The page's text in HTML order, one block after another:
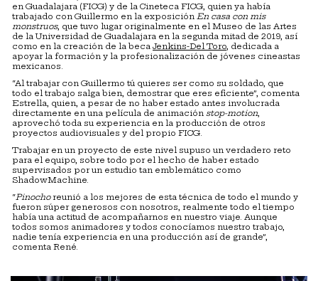
en Guadalajara (FICG) y de la Cineteca FICG, quien ya había
trabajado con Guillermo en la exposición En casa con mis
monstruos, que tuvo lugar originalmente en el Museo de las Artes
de la Universidad de Guadalajara en la segunda mitad de 2019, así
como en la creación de la beca Jenkins-Del Toro, dedicada a
apoyar la formación y la profesionalización de jóvenes cineastas
mexicanos.
“Al trabajar con Guillermo tú quieres ser como su soldado, que
todo el trabajo salga bien, demostrar que eres eficiente”, comenta
Estrella, quien, a pesar de no haber estado antes involucrada
directamente en una película de animación stop-motion,
aprovechó toda su experiencia en la producción de otros
proyectos audiovisuales y del propio FICG.
Trabajar en un proyecto de este nivel supuso un verdadero reto
para el equipo, sobre todo por el hecho de haber estado
supervisados por un estudio tan emblemático como
ShadowMachine.
“Pinochoreunió a los mejores de esta técnica de todo el mundo y
fueron súper generosos con nosotros, realmente todo el tiempo
había una actitud de acompañarnos en nuestro viaje. Aunque
todos somos animadores y todos conocíamos nuestro trabajo,
nadie tenía experiencia en una producción así de grande”,
comenta René.